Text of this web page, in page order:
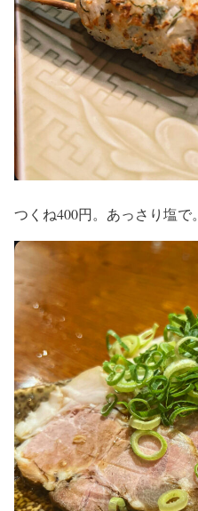
つくね400円。あっさり塩で。